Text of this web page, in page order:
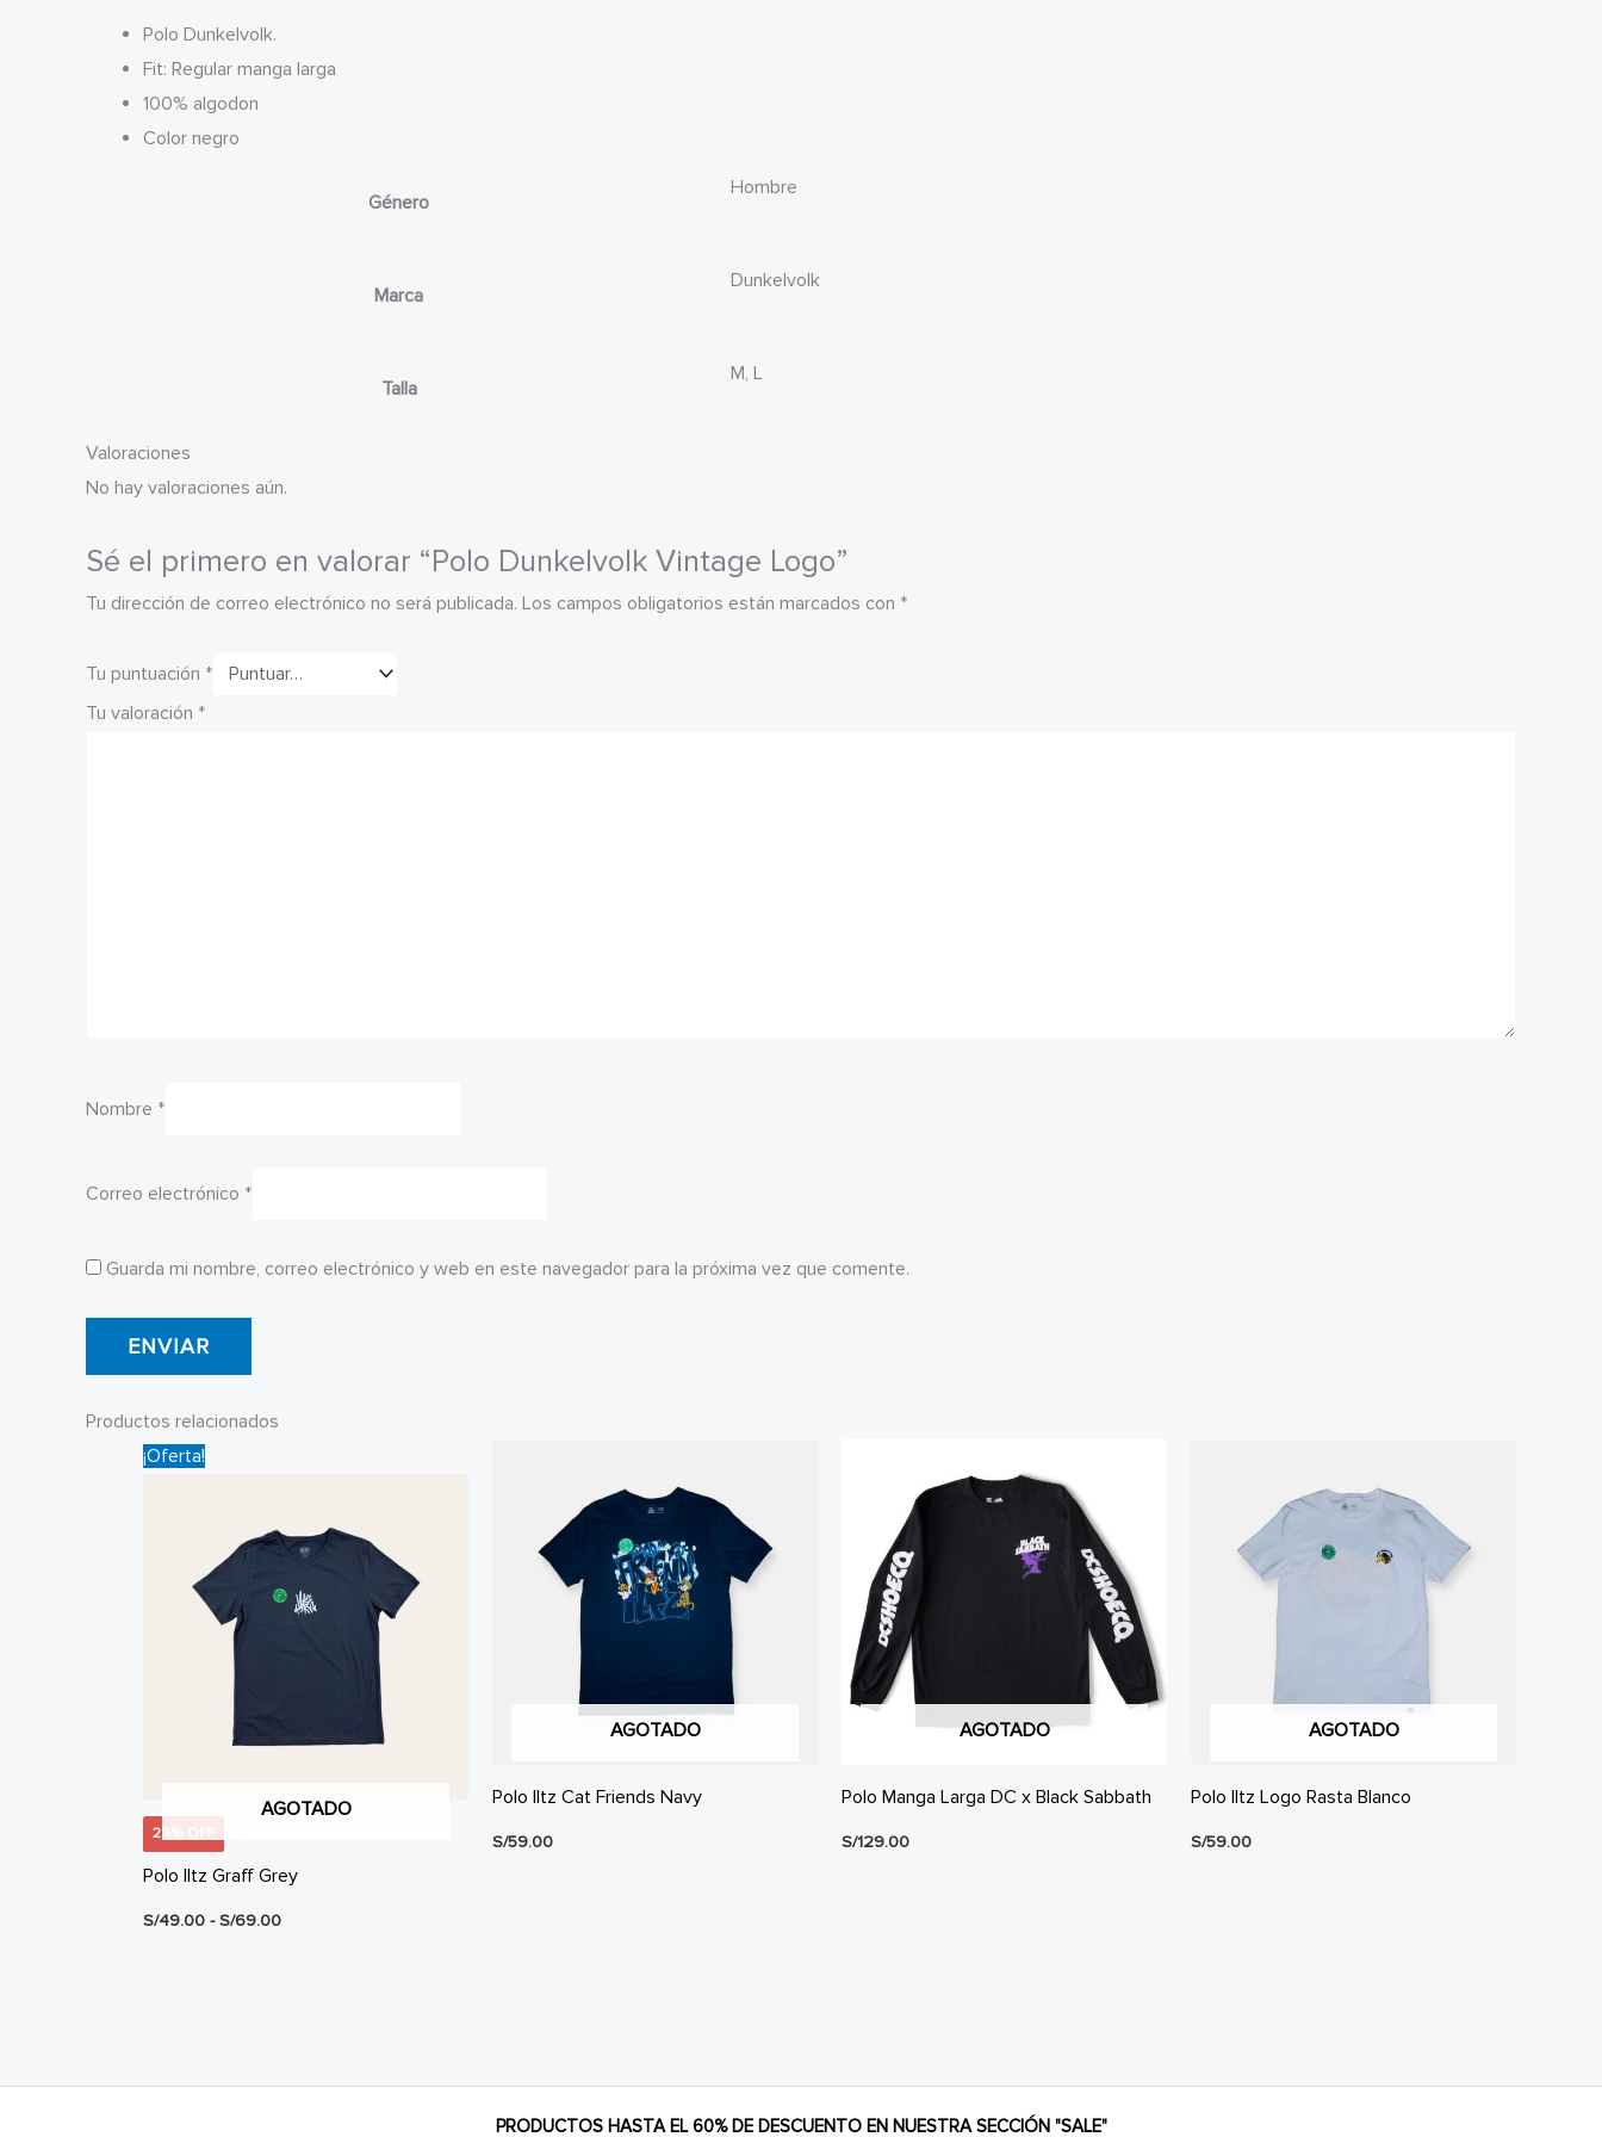
Polo Dunkelvolk.
Fit: Regular manga larga
100% algodon
Color negro
Género
Hombre
Marca
Dunkelvolk
Talla
M, L
Valoraciones
No hay valoraciones aún.
Sé el primero en valorar “Polo Dunkelvolk Vintage Logo”
Tu dirección de correo electrónico no será publicada. Los campos obligatorios están marcados con *
Tu puntuación *
Tu valoración *
Nombre *
Correo electrónico *
Guarda mi nombre, correo electrónico y web en este navegador para la próxima vez que comente.
Productos relacionados
¡Oferta!
29% OFF
AGOTADO
Polo Iltz Graff Grey
S/49.00 - S/69.00
AGOTADO
Polo Iltz Cat Friends Navy
S/59.00
AGOTADO
Polo Manga Larga DC x Black Sabbath
S/129.00
AGOTADO
Polo Iltz Logo Rasta Blanco
S/59.00
PRODUCTOS HASTA EL 60% DE DESCUENTO EN NUESTRA SECCIÓN "SALE"